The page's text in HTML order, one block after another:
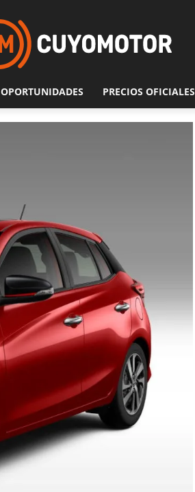
OPORTUNIDADES PRECIOS OFICIALES